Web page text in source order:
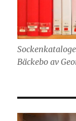
Bäckebo av